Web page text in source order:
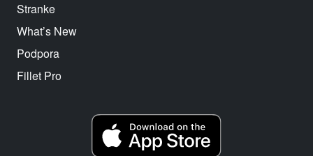
Stranke
What’s New
Podpora
Fillet Pro